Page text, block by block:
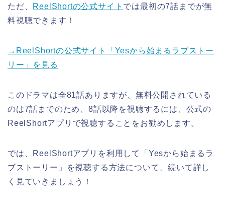
ただ、 ReelShortの公式サイト では最初の7話までが無
料視聴できます！
→ReelShortの公式サイト「Yesから始まるラブストー
リー」を見る
このドラマは全81話ありますが、無料公開されている
のは7話までのため、8話以降を視聴するには、公式の
ReelShortアプリで視聴することをお勧めします。
では、ReelShortアプリを利用して
「Yesから始まるラ
ブストーリー」
を視聴する方法について、続いて詳し
く見ていきましょう！